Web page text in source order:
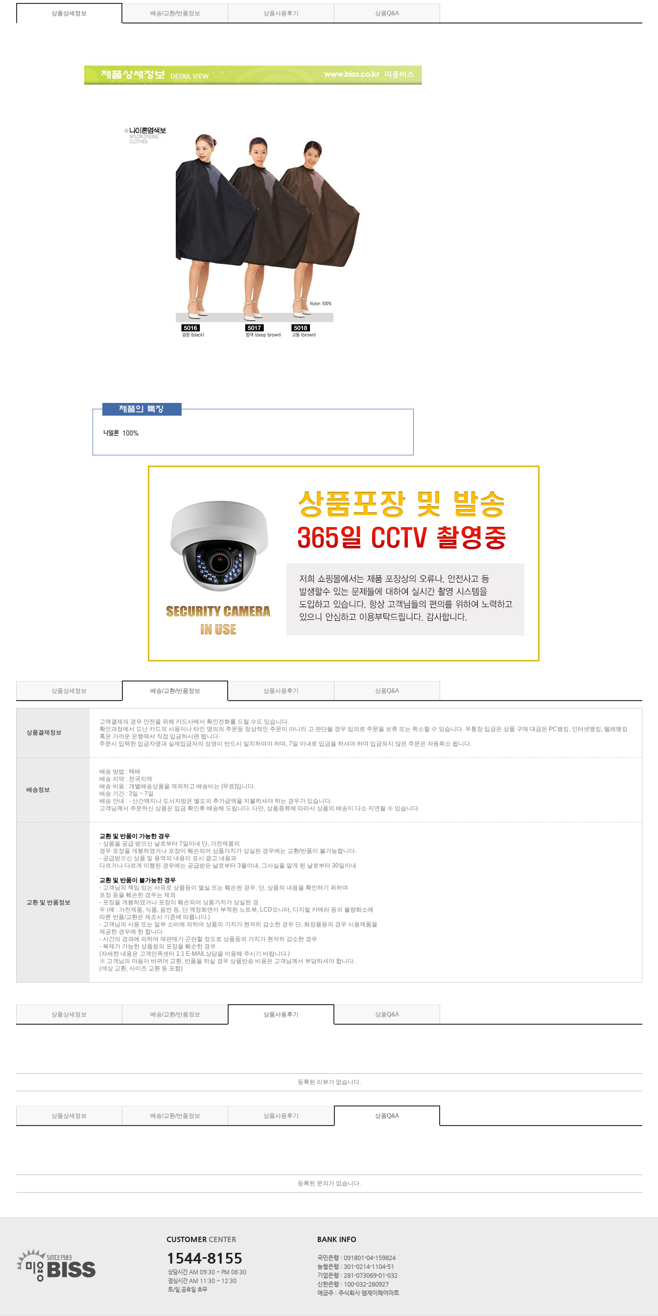
상품상세정보 배송/교환/반품정보 상품사용후기 상품Q&A
상품상세정보 배송/교환/반품정보 상품사용후기 상품Q&A
상품결제정보
고액결제의 경우 안전을 위해 카드사에서 확인전화를 드릴 수도 있습니다.
확인과정에서 도난 카드의 사용이나 타인 명의의 주문등 정상적인 주문이 아니라 고 판단될 경우 임의로 주문을 보류 또는 취소할 수 있습니다. 무통장 입금은 상품 구매 대금은 PC뱅킹, 인터넷뱅킹, 텔레뱅킹
혹은 가까운 은행에서 직접 입금하시면 됩니다.
주문시 입력한 입금자명과 실제입금자의 성명이 반드시 일치하여야 하며, 7일 이내로 입금을 하셔야 하며 입금되지 않은 주문은 자동취소 됩니다.
배송정보
배송 방법 : 택배
배송 지역 : 전국지역
배송 비용 : 개별배송상품을 제외하고 배송비는 [무료]입니다.
배송 기간 : 3일 ~ 7일
배송 안내 : - 산간벽지나 도서지방은 별도의 추가금액을 지불하셔야 하는 경우가 있습니다.
고객님께서 주문하신 상품은 입금 확인후 배송해 드립니다. 다만, 상품종류에 따라서 상품의 배송이 다소 지연될 수 있습니다.
교환 및 반품정보
교환 및 반품이 가능한 경우
- 상품을 공급 받으신 날로부터 7일이내 단, 가전제품의
경우 포장을 개봉하였거나 포장이 훼손되어 상품가치가 상실된 경우에는 교환/반품이 불가능합니다.
- 공급받으신 상품 및 용역의 내용이 표시.광고 내용과
다르거나 다르게 이행된 경우에는 공급받은 날로부터 3월이내, 그사실을 알게 된 날로부터 30일이내
교환 및 반품이 불가능한 경우
- 고객님의 책임 있는 사유로 상품등이 멸실 또는 훼손된 경우. 단, 상품의 내용을 확인하기 위하여
포장 등을 훼손한 경우는 제외
- 포장을 개봉하였거나 포장이 훼손되어 상품가치가 상실된 경
우 (예 : 가전제품, 식품, 음반 등, 단 액정화면이 부착된 노트북, LCD모니터, 디지털 카메라 등의 불량화소에
따른 반품/교환은 제조사 기준에 따릅니다.)
- 고객님의 사용 또는 일부 소비에 의하여 상품의 가치가 현저히 감소한 경우 단, 화장품등의 경우 시용제품을
제공한 경우에 한 합니다.
- 시간의 경과에 의하여 재판매가 곤란할 정도로 상품등의 가치가 현저히 감소한 경우
- 복제가 가능한 상품등의 포장을 훼손한 경우
(자세한 내용은 고객만족센터 1:1 E-MAIL상담을 이용해 주시기 바랍니다.)
※ 고객님의 마음이 바뀌어 교환, 반품을 하실 경우 상품반송 비용은 고객님께서 부담하셔야 합니다.
(색상 교환, 사이즈 교환 등 포함)
상품상세정보 배송/교환/반품정보 상품사용후기 상품Q&A
등록된 리뷰가 없습니다.
상품상세정보 배송/교환/반품정보 상품사용후기 상품Q&A
등록된 문의가 없습니다.
CUSTOMER CENTER
1544-8155
상담시간 AM 09:30 ~ PM 06:30
점심시간 AM 11:30 ~ 12:30
토/일,공휴일 휴무
BANK INFO
국민은행 : 091801-04-159824
농협은행 : 301-0214-1104-51
기업은행 : 281-073069-01-032
신한은행 : 100-032-280927
예금주 : 주식회사 엠제이헤어마트